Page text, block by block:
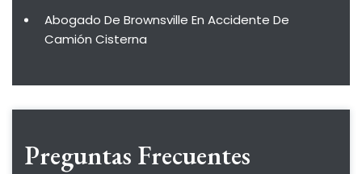
Abogado De Brownsville En Accidente De
Camión Cisterna
Preguntas Frecuentes